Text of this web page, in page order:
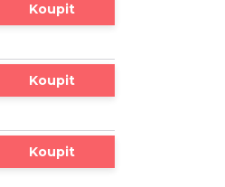
Koupit
Koupit
Koupit